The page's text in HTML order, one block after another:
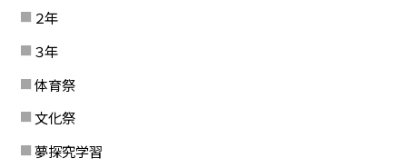
２年
３年
体育祭
文化祭
夢探究学習